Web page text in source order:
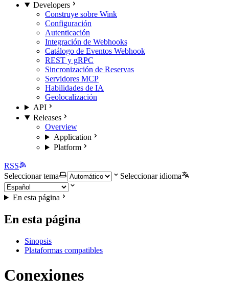
Developers
Construye sobre Wink
Configuración
Autenticación
Integración de Webhooks
Catálogo de Eventos Webhook
REST y gRPC
Sincronización de Reservas
Servidores MCP
Habilidades de IA
Geolocalización
API
Releases
Overview
Application
Platform
RSS
Seleccionar tema
Seleccionar idioma
En esta página
En esta página
Sinopsis
Plataformas compatibles
Conexiones